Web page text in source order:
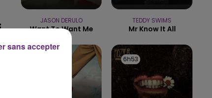
16h00 - 20h00
LE WEEK-END CHAMPAGNE FM
JASON DERULO
Want To Want Me
TEDDY SWIMS
Mr Know It All
6h53
6h53
sans accepter